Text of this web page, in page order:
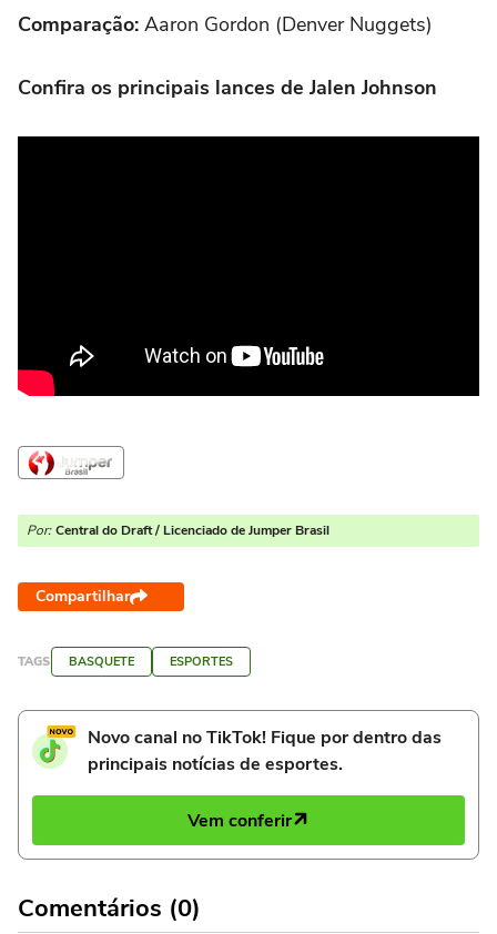
Comparação: Aaron Gordon (Denver Nuggets)
Confira os principais lances de Jalen Johnson
Por: Central do Draft / Licenciado de Jumper Brasil
Compartilhar
TAGS BASQUETE ESPORTES
Novo canal no TikTok! Fique por dentro das
principais notícias de esportes.
Vem conferir
Comentários (0)